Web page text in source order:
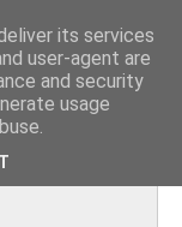
its services
user-agent are
and security
usage